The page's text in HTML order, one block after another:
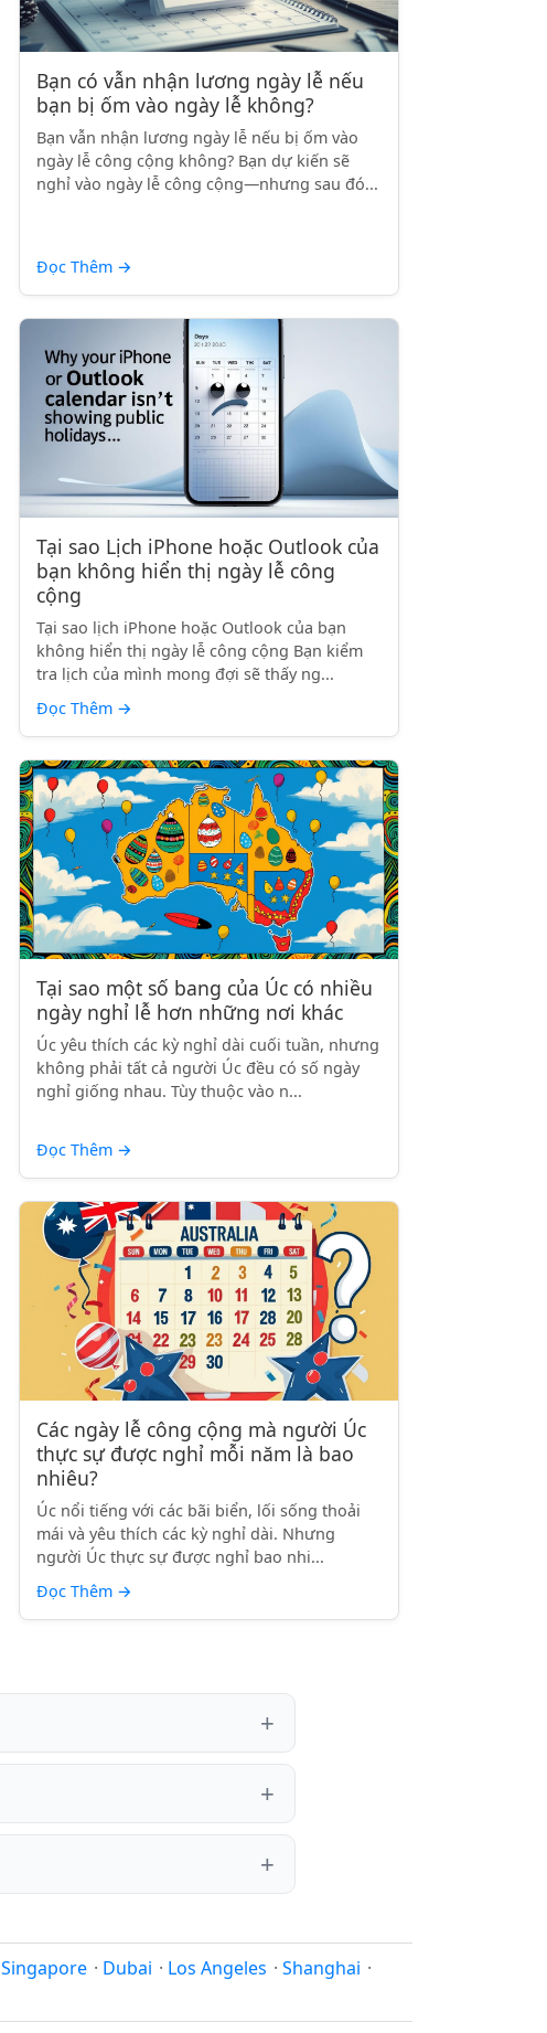
Bạn có vẫn nhận lương ngày lễ nếu
bạn bị ốm vào ngày lễ không?
Bạn vẫn nhận lương ngày lễ nếu bị ốm vào
ngày lễ công cộng không? Bạn dự kiến sẽ
nghỉ vào ngày lễ công cộng—nhưng sau đó...
Đọc Thêm →
Tại sao Lịch iPhone hoặc Outlook của
bạn không hiển thị ngày lễ công
cộng
Tại sao lịch iPhone hoặc Outlook của bạn
không hiển thị ngày lễ công cộng Bạn kiểm
tra lịch của mình mong đợi sẽ thấy ng...
Đọc Thêm →
Tại sao một số bang của Úc có nhiều
ngày nghỉ lễ hơn những nơi khác
Úc yêu thích các kỳ nghỉ dài cuối tuần, nhưng
không phải tất cả người Úc đều có số ngày
nghỉ giống nhau. Tùy thuộc vào n...
Đọc Thêm →
Các ngày lễ công cộng mà người Úc
thực sự được nghỉ mỗi năm là bao
nhiêu?
Úc nổi tiếng với các bãi biển, lối sống thoải
mái và yêu thích các kỳ nghỉ dài. Nhưng
người Úc thực sự được nghỉ bao nhi...
Đọc Thêm →
Singapore · Dubai · Los Angeles · Shanghai ·